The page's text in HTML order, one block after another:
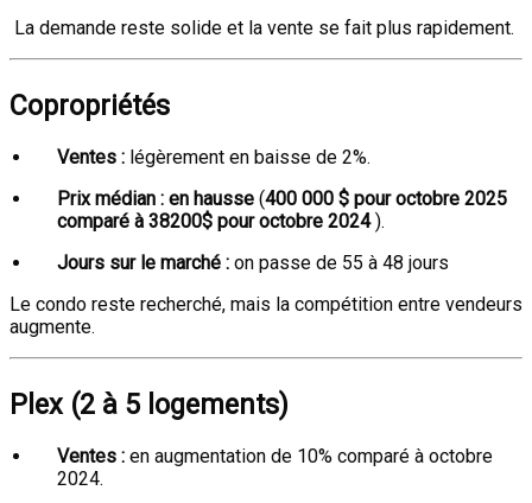
La demande reste solide et la vente se fait plus rapidement.
Copropriétés
Ventes : légèrement en baisse de 2%.
Prix médian : en hausse (400 000 $ pour octobre 2025
comparé à 38200$ pour octobre 2024).
Jours sur le marché : on passe de 55 à 48 jours
Le condo reste recherché, mais la compétition entre vendeurs
augmente.
Plex (2 à 5 logements)
Ventes : en augmentation de 10% comparé à octobre
2024.